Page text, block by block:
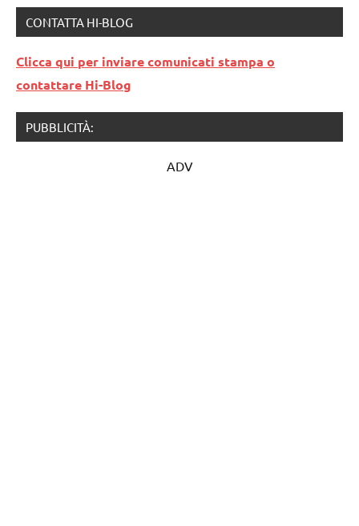
CONTATTA HI-BLOG
Clicca qui per inviare comunicati stampa o
contattare Hi-Blog
PUBBLICITÀ:
ADV